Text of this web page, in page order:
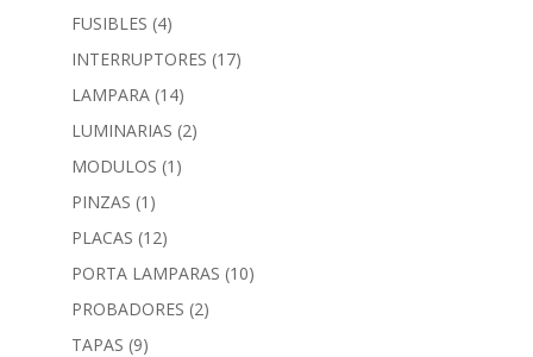
FUSIBLES (4)
INTERRUPTORES (17)
LAMPARA (14)
LUMINARIAS (2)
MODULOS (1)
PINZAS (1)
PLACAS (12)
PORTA LAMPARAS (10)
PROBADORES (2)
TAPAS (9)